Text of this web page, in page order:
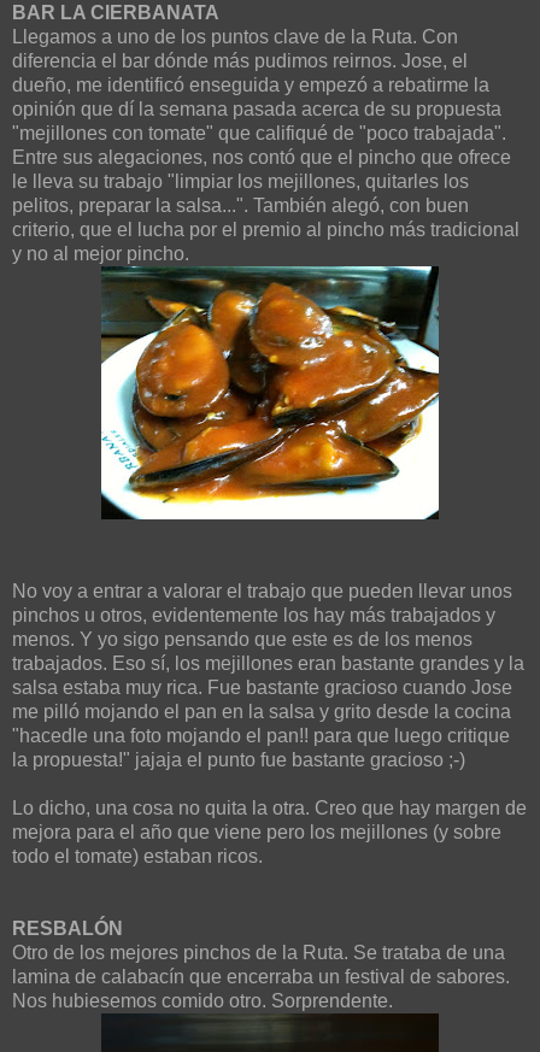
BAR LA CIERBANATA
Llegamos a uno de los puntos clave de la Ruta. Con
diferencia el bar dónde más pudimos reirnos. Jose, el
dueño, me identificó enseguida y empezó a rebatirme la
opinión que dí la semana pasada acerca de su propuesta
"mejillones con tomate" que califiqué de "poco trabajada".
Entre sus alegaciones, nos contó que el pincho que ofrece
le lleva su trabajo "limpiar los mejillones, quitarles los
pelitos, preparar la salsa...". También alegó, con buen
criterio, que el lucha por el premio al pincho más tradicional
y no al mejor pincho.
No voy a entrar a valorar el trabajo que pueden llevar unos
pinchos u otros, evidentemente los hay más trabajados y
menos. Y yo sigo pensando que este es de los menos
trabajados. Eso sí, los mejillones eran bastante grandes y la
salsa estaba muy rica. Fue bastante gracioso cuando Jose
me pilló mojando el pan en la salsa y grito desde la cocina
"hacedle una foto mojando el pan!! para que luego critique
la propuesta!" jajaja el punto fue bastante gracioso ;-)
Lo dicho, una cosa no quita la otra. Creo que hay margen de
mejora para el año que viene pero los mejillones (y sobre
todo el tomate) estaban ricos.
RESBALÓN
Otro de los mejores pinchos de la Ruta. Se trataba de una
lamina de calabacín que encerraba un festival de sabores.
Nos hubiesemos comido otro. Sorprendente.